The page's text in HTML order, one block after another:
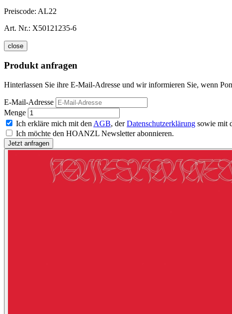
Preiscode: AL22
Art. Nr.: X50121235-6
close
Produkt anfragen
Hinterlassen Sie ihre E-Mail-Adresse und wir informieren Sie, wenn
E-Mail-Adresse
Menge
Ich erkläre mich mit den AGB, derDatenschutzerklärung sowie mit
Ich möchte den HOANZL Newsletter abonnieren.